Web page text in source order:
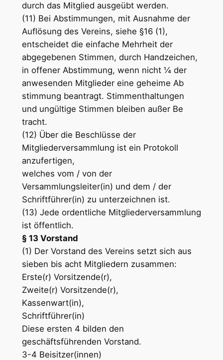
durch das Mitglied ausgeübt werden.
(11) Bei Abstimmungen, mit Ausnahme der
Auflösung des Vereins, siehe §16 (1),
entscheidet die einfache Mehrheit der
abgegebenen Stimmen, durch Handzeichen,
in offener Abstimmung, wenn nicht ¼ der
anwesenden Mitglieder eine geheime Ab
stimmung beantragt. Stimmenthaltungen
und ungültige Stimmen bleiben außer Be
tracht.
(12) Über die Beschlüsse der
Mitgliederversammlung ist ein Protokoll
anzufertigen,
welches vom / von der
Versammlungsleiter(in) und dem / der
Schriftführer(in) zu unterzeichnen ist.
(13) Jede ordentliche Mitgliederversammlung
ist öffentlich.
§ 13 Vorstand
(1) Der Vorstand des Vereins setzt sich aus
sieben bis acht Mitgliedern zusammen:
Erste(r) Vorsitzende(r),
Zweite(r) Vorsitzende(r),
Kassenwart(in),
Schriftführer(in)
Diese ersten 4 bilden den
geschäftsführenden Vorstand.
3-4 Beisitzer(innen)